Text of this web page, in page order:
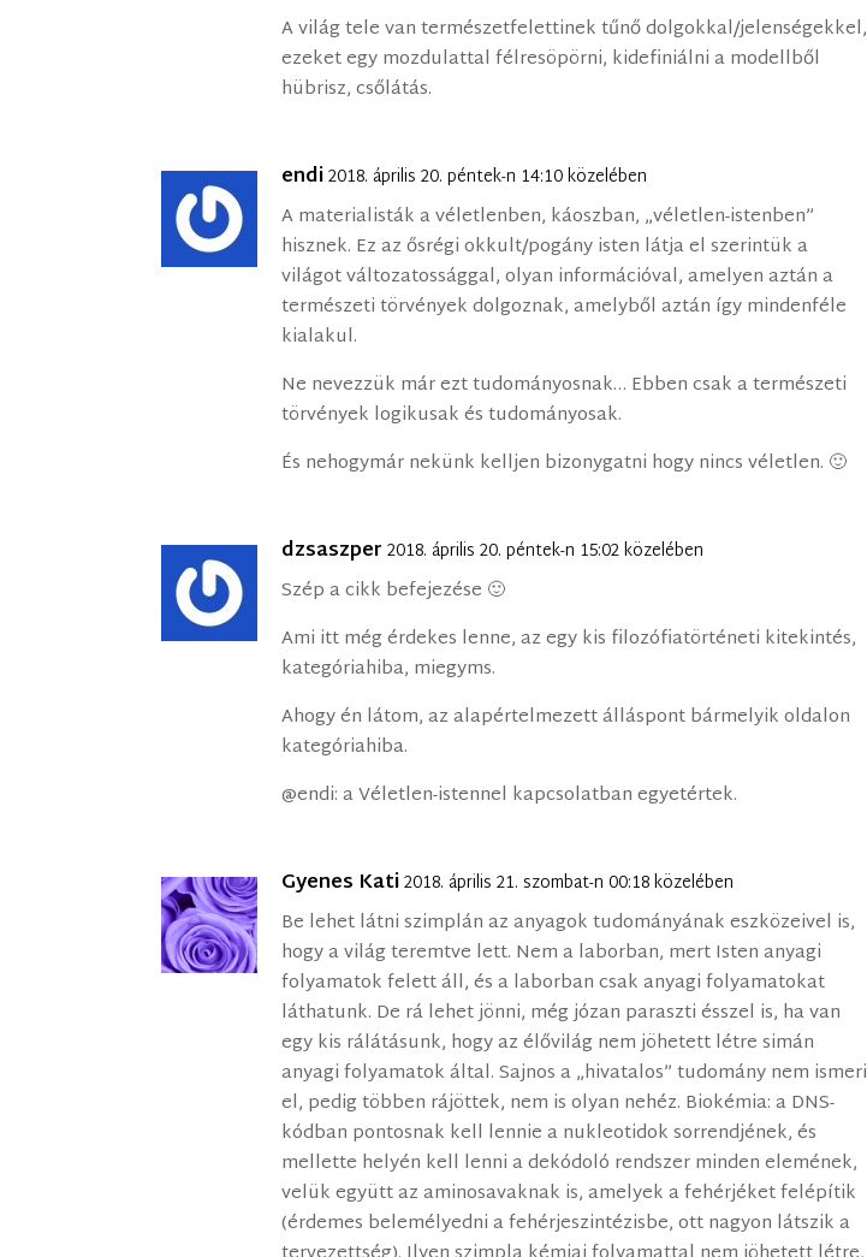
A világ tele van természetfelettinek tűnő dolgokkal/jelenségekkel,
ezeket egy mozdulattal félresöpörni, kidefiniálni a modellből
hübrisz, csőlátás.
endi2018. április 20. péntek-n 14:10 közelében
A materialisták a véletlenben, káoszban, „véletlen-istenben”
hisznek. Ez az ősrégi okkult/pogány isten látja el szerintük a
világot változatossággal, olyan információval, amelyen aztán a
természeti törvények dolgoznak, amelyből aztán így mindenféle
kialakul.
Ne nevezzük már ezt tudományosnak… Ebben csak a természeti
törvények logikusak és tudományosak.
És nehogymár nekünk kelljen bizonygatni hogy nincs véletlen. 🙂
dzsaszper 2018. április 20. péntek-n 15:02 közelében
Szép a cikk befejezése 🙂
Ami itt még érdekes lenne, az egy kis filozófiatörténeti kitekintés,
kategóriahiba, miegyms.
Ahogy én látom, az alapértelmezett álláspont bármelyik oldalon
kategóriahiba.
@endi: a Véletlen-istennel kapcsolatban egyetértek.
Gyenes Kati2018. április 21. szombat-n 00:18 közelében
Be lehet látni szimplán az anyagok tudományának eszközeivel is,
hogy a világ teremtve lett. Nem a laborban, mert Isten anyagi
folyamatok felett áll, és a laborban csak anyagi folyamatokat
láthatunk. De rá lehet jönni, még józan paraszti ésszel is, ha van
egy kis rálátásunk, hogy az élővilág nem jöhetett létre simán
anyagi folyamatok által. Sajnos a „hivatalos” tudomány nem ismeri
el, pedig többen rájöttek, nem is olyan nehéz. Biokémia: a DNS-
kódban pontosnak kell lennie a nukleotidok sorrendjének, és
mellette helyén kell lenni a dekódoló rendszer minden elemének,
velük együtt az aminosavaknak is, amelyek a fehérjéket felépítik
(érdemes belemélyedni a fehérjeszintézisbe, ott nagyon látszik a